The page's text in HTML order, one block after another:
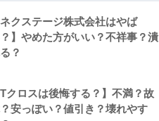
ネクステージ株式会社はやば
】やめた方がいい？不祥事？潰
？
Tクロスは後悔する？】不満？故
安っぽい？値引き？壊れやす